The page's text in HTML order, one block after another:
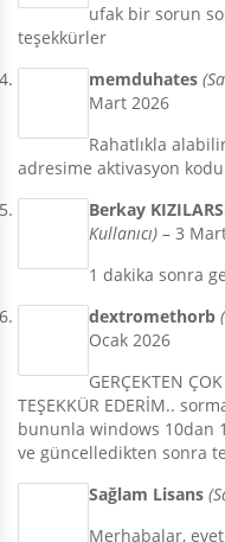
ufak bir sorun
teşekkürler
memduhates
Mart 2026
Rahatlıkla
adresime aktivasyon
Berkay
Kullanıcı) – 3
1 dakika sonra
dextromethorb
Ocak 2026
GERÇEKTEN
TEŞEKKÜR EDERİM..
bununla windows 10dan
ve güncelledikten sonra
Sağlam Lisans
Merhabalar, evet